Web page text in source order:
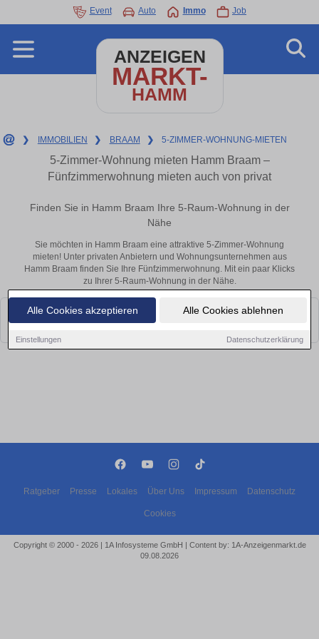
Alle Cookies akzeptieren Alle Cookies ablehnen
Einstellungen Datenschutzerklärung
Event Auto Immo Job
ANZEIGEN
MARKT-
HAMM
❯ IMMOBILIEN ❯ BRAAM ❯ 5-ZIMMER-WOHNUNG-MIETEN
5-Zimmer-Wohnung mieten Hamm Braam –
Fünfzimmerwohnung mieten auch von privat
Finden Sie in Hamm Braam Ihre 5-Raum-Wohnung in der
Nähe
Sie möchten in Hamm Braam eine attraktive 5-Zimmer-Wohnung
mieten! Unter privaten Anbietern und Wohnungsunternehmen aus
Hamm Braam finden Sie Ihre Fünfzimmerwohnung. Mit ein paar Klicks
zu Ihrer 5-Raum-Wohnung in der Nähe.
Leider konnten wir derzeit keine passenden Objekte finden. Schauen Sie
bald wieder vorbei!
Ratgeber Presse Lokales Über Uns Impressum Datenschutz
Cookies
Copyright © 2000 - 2026 | 1A Infosysteme GmbH | Content by: 1A-Anzeigenmarkt.de
09.08.2026